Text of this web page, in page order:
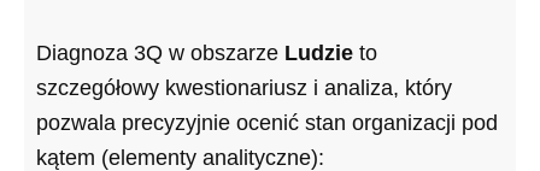
Diagnoza 3Q w obszarze Ludzie to
szczegółowy kwestionariusz i analiza, który
pozwala precyzyjnie ocenić stan organizacji pod
kątem (elementy analityczne):